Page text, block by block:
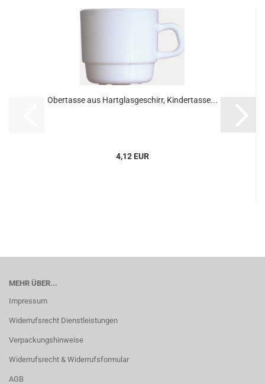
Obertasse aus Hartglasgeschirr, Kindertasse...
4,12 EUR
MEHR ÜBER...
Impressum
Widerrufsrecht Dienstleistungen
Verpackungshinweise
Widerrufsrecht & Widerrufsformular
AGB